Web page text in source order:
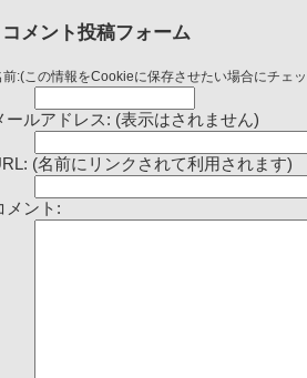
コメント投稿フォーム
前:(この情報をCookieに保存させたい場合にチェ
ールアドレス: (表示はされません)
(名前にリンクされて利用されます)
メント: